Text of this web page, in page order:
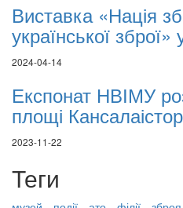
Виставка «Нація
української
2024-04-14
Експонат НВІМУ
площі
2023-11-22
Теги